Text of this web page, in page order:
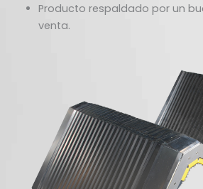
Producto respaldado por un
venta.